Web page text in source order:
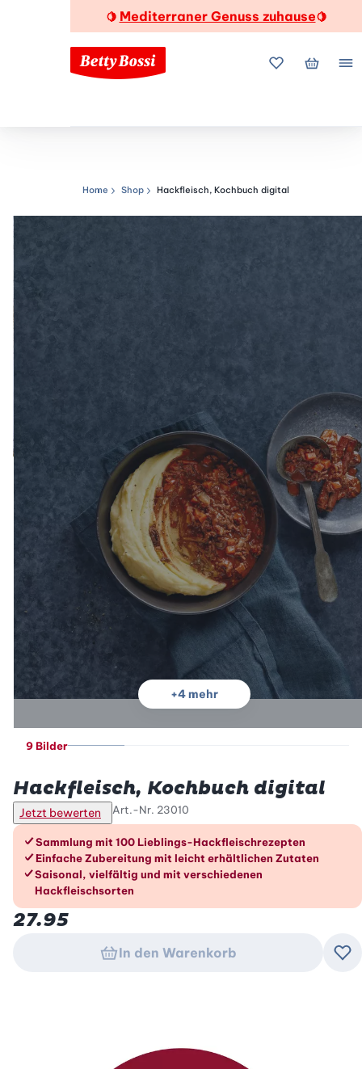
🍋 Mediterraner Genuss zuhause🍋
MeineMein
Navigationspfad
Home Shop Hackfleisch, Kochbuch digital
+4mehr
9 Bilder
Hackfleisch, Kochbuch digital
Jetzt bewerten Art.-Nr. 23010
Die Vorteile im Überblick
Sammlung mit 100 Lieblings-Hackfleischrezepten
Einfache Zubereitung mit leicht erhältlichen Zutaten
Saisonal, vielfältig und mit verschiedenen
Hackfleischsorten
27.95
In den Warenkorb